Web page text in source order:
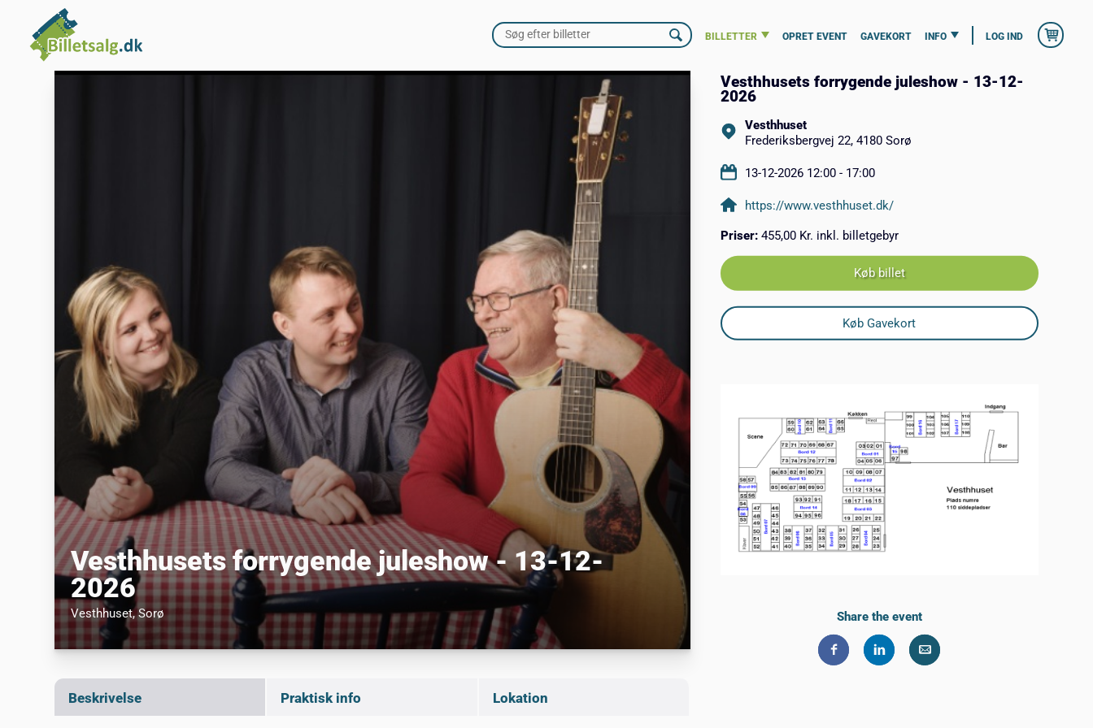
BILLETTER OPRET EVENT GAVEKORT INFO LOG IND
Vesthhusets forrygende juleshow - 13-12-
2026
Vesthhuset, Sorø
Beskrivelse Praktisk info Lokation
Vesthhusets forrygende juleshow - 13-12-
2026
Vesthhuset
Frederiksbergvej 22, 4180 Sorø
13-12-2026 12:00 - 17:00
https://www.vesthhuset.dk/
Priser: 455,00 Kr. inkl. billetgebyr
Køb billet
Køb Gavekort
Share the event